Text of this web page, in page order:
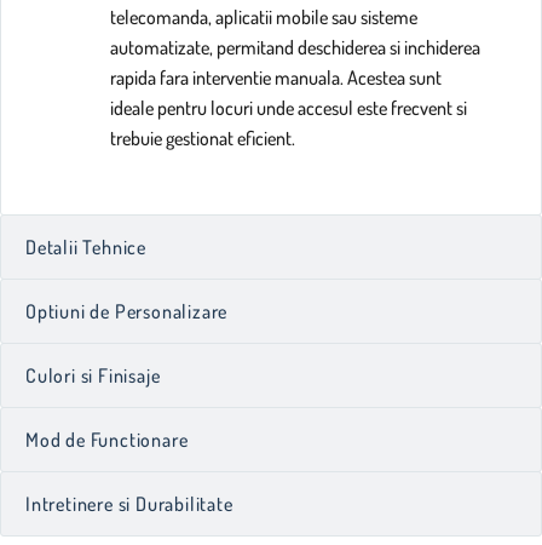
telecomanda, aplicatii mobile sau sisteme
automatizate, permitand deschiderea si inchiderea
rapida fara interventie manuala. Acestea sunt
ideale pentru locuri unde accesul este frecvent si
trebuie gestionat eficient.
Detalii Tehnice
Optiuni de Personalizare
Culori si Finisaje
Mod de Functionare
Intretinere si Durabilitate